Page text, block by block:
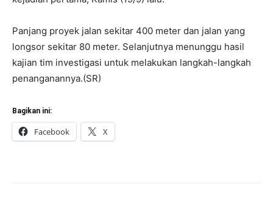
Panjang proyek jalan sekitar 400 meter dan jalan yang
longsor sekitar 80 meter. Selanjutnya menunggu hasil
kajian tim investigasi untuk melakukan langkah-langkah
penanganannya.(SR)
Bagikan ini:
Facebook X